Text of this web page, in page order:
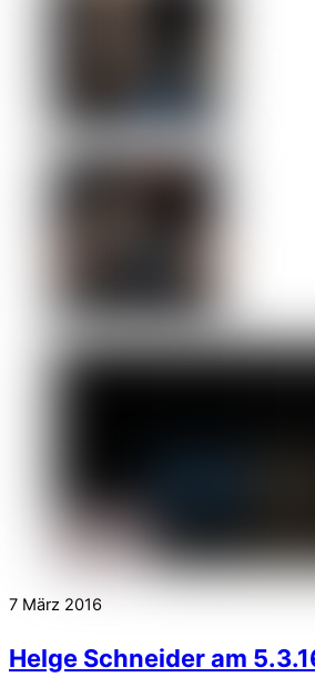
7 März 2016
Helge Schneider am